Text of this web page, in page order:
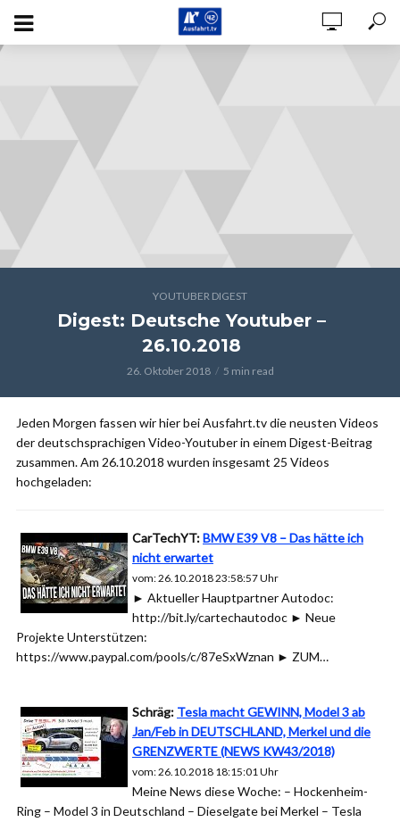
YOUTUBER DIGEST
Digest: Deutsche Youtuber –
26.10.2018
26. Oktober 2018 5 min read
Jeden Morgen fassen wir hier bei Ausfahrt.tv die neusten Videos
der deutschsprachigen Video-Youtuber in einem Digest-Beitrag
zusammen. Am 26.10.2018 wurden insgesamt 25 Videos
hochgeladen:
CarTechYT:BMW E39 V8 – Das hätte ich
nicht erwartet
vom: 26.10.2018 23:58:57 Uhr
► Aktueller Hauptpartner Autodoc:
http://bit.ly/cartechautodoc ► Neue
Projekte Unterstützen:
https://www.paypal.com/pools/c/87eSxWznan ► ZUM…
Schräg: Tesla macht GEWINN, Model 3 ab
Jan/Feb in DEUTSCHLAND, Merkel und die
GRENZWERTE (NEWS KW43/2018)
vom: 26.10.2018 18:15:01 Uhr
Meine News diese Woche: – Hockenheim-
Ring – Model 3 in Deutschland – Dieselgate bei Merkel – Tesla